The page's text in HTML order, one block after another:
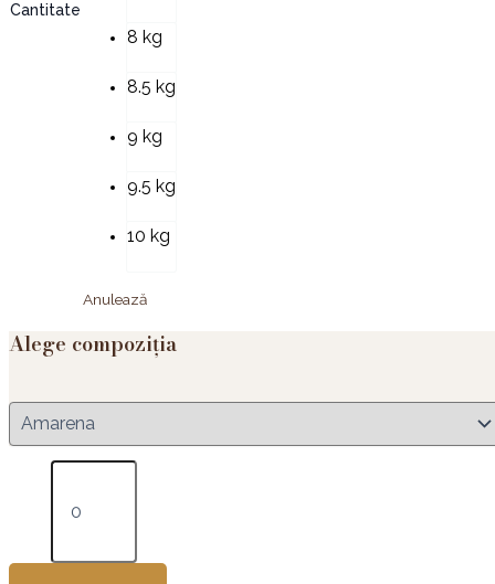
Cantitate
8 kg
8.5 kg
9 kg
9.5 kg
10 kg
Anulează
Alege compoziția